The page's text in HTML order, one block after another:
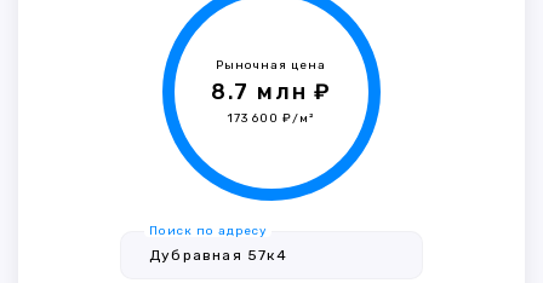
Рыночная цена
8.7 млн ₽
173 600 ₽/м²
Поиск по адресу